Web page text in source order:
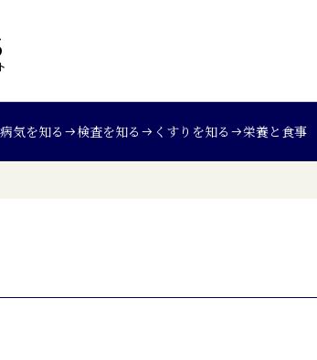
病気を知る 検査を知る くすりを知る 栄養と食事